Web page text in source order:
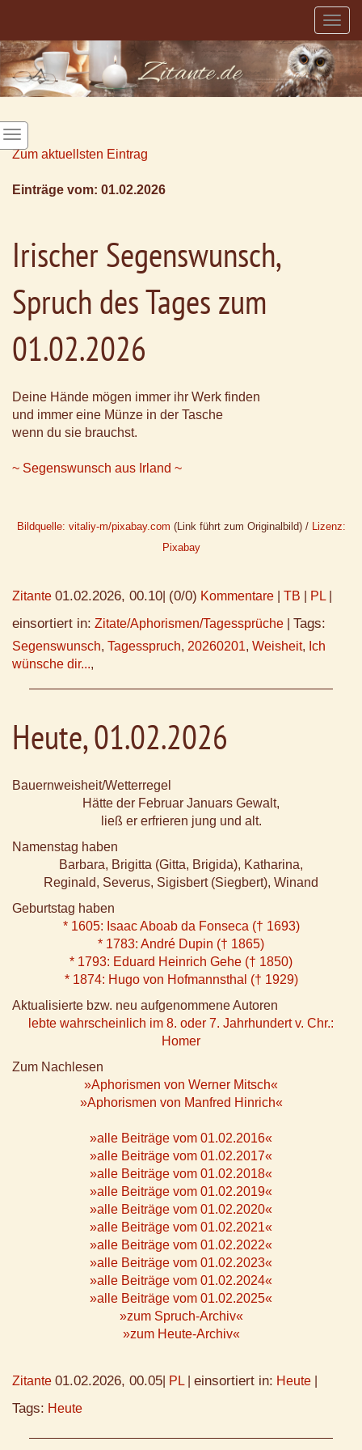
Zum aktuellsten Eintrag
Einträge vom: 01.02.2026
Irischer Segenswunsch,
Spruch des Tages zum
01.02.2026
Deine Hände mögen immer ihr Werk finden
und immer eine Münze in der Tasche
wenn du sie brauchst.
~ Segenswunsch aus Irland ~
Bildquelle: vitaliy-m/pixabay.com (Link führt zum Originalbild) / Lizenz:
Pixabay
Zitante 01.02.2026, 00.10 (0/0) Kommentare TB PL
einsortiert in: Zitate/Aphorismen/Tagessprüche Tags:
Segenswunsch, Tagesspruch, 20260201, Weisheit, Ich
wünsche dir...,
Heute, 01.02.2026
Bauernweisheit/Wetterregel
Hätte der Februar Januars Gewalt,
ließ er erfrieren jung und alt.
Namenstag haben
Barbara, Brigitta (Gitta, Brigida), Katharina,
Reginald, Severus, Sigisbert (Siegbert), Winand
Geburtstag haben
* 1605: Isaac Aboab da Fonseca († 1693)
* 1783: André Dupin († 1865)
* 1793: Eduard Heinrich Gehe († 1850)
* 1874: Hugo von Hofmannsthal († 1929)
Aktualisierte bzw. neu aufgenommene Autoren
lebte wahrscheinlich im 8. oder 7. Jahrhundert v. Chr.:
Homer
Zum Nachlesen
»Aphorismen von Werner Mitsch«
»Aphorismen von Manfred Hinrich«
»alle Beiträge vom 01.02.2016«
»alle Beiträge vom 01.02.2017«
»alle Beiträge vom 01.02.2018«
»alle Beiträge vom 01.02.2019«
»alle Beiträge vom 01.02.2020«
»alle Beiträge vom 01.02.2021«
»alle Beiträge vom 01.02.2022«
»alle Beiträge vom 01.02.2023«
»alle Beiträge vom 01.02.2024«
»alle Beiträge vom 01.02.2025«
»zum Spruch-Archiv«
»zum Heute-Archiv«
Zitante 01.02.2026, 00.05 PL einsortiert in: Heute
Tags: Heute